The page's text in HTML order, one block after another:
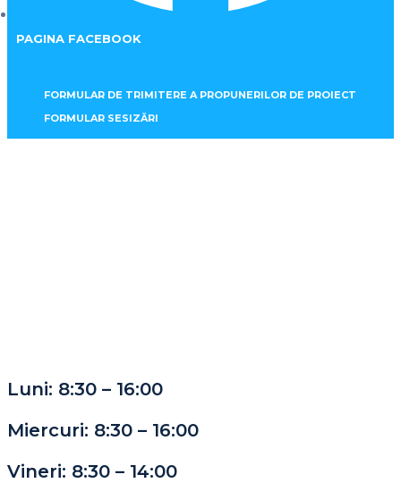
PAGINA FACEBOOK
FORMULAR DE TRIMITERE A PROPUNERILOR DE PROIECT
FORMULAR SESIZĂRI
Luni: 8:30 – 16:00
Miercuri: 8:30 – 16:00
Vineri: 8:30 – 14:00